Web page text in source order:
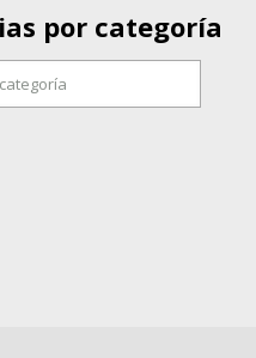
por categoría